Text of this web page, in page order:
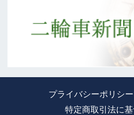
プライバシーポリシー
特定商取引法に